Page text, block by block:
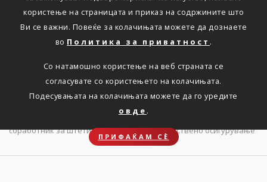
користење на страницата и приказ на содржините што
Ви се важни. Повеќе за колачињата можете да дознаете
во Политика за приватност .
Со натамошно користење на веб страната се
согласувате со користењето на колачињата.
Подесувањата на колачињата можете да го уредите
овде .
ПРИФАЌАМ СЀ
Стручен соработник за
штети по доброволно
здравствено
осигурување
Оглас за вработување на Стручен
соработник за штети по доброволно здравствено осигурување